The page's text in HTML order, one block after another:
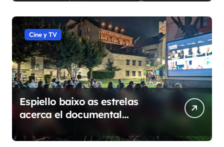
Cine y TV
Espiello baixo as estrelas
acerca el documental
etnográfico a 14 localidades
de Sobrarbe